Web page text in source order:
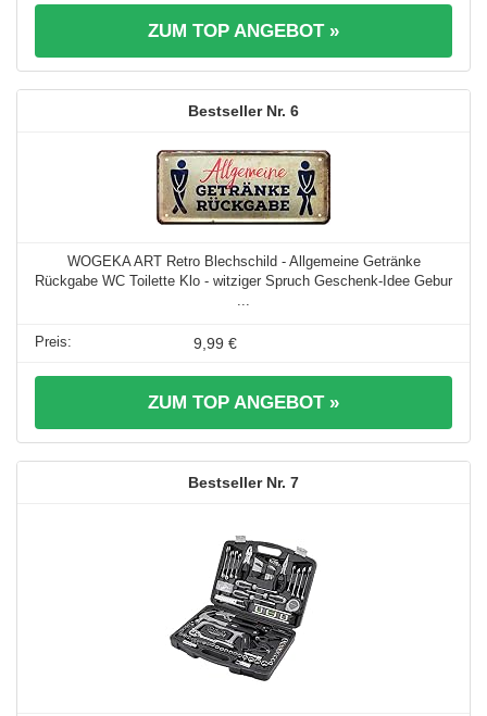
ZUM TOP ANGEBOT »
6
WOGEKA ART Retro Blechschild - Allgemeine Getränke
Rückgabe WC Toilette Klo - witziger Spruch Geschenk-Idee Gebur
9,99 €
ZUM TOP ANGEBOT »
7